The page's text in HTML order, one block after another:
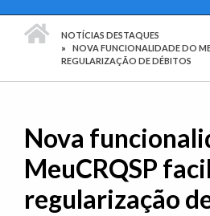
PÁGINA INICIAL
NOTÍCIAS DESTAQUES
NOVA FUNCIONALIDADE DO
REGULARIZAÇÃO DE DÉBITOS
Nova
MeuCRQSP
regularização